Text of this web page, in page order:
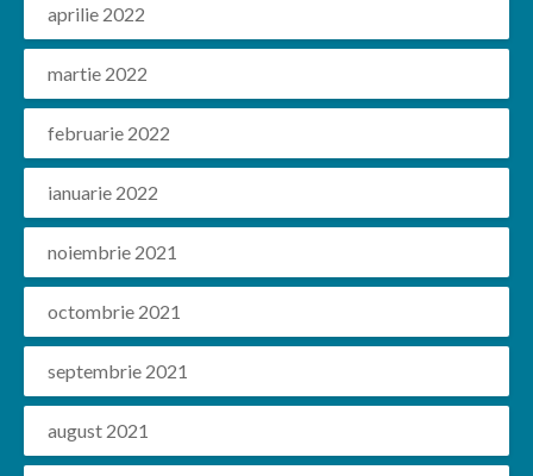
aprilie 2022
martie 2022
februarie 2022
ianuarie 2022
noiembrie 2021
octombrie 2021
septembrie 2021
august 2021